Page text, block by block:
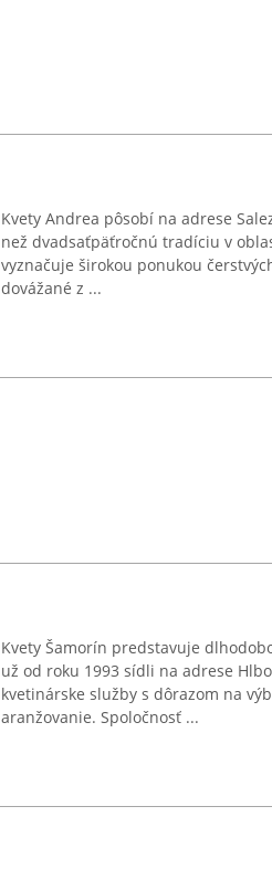
Kvety Andrea pôsobí na adrese
než dvadsaťpäťročnú tradíciu v
vyznačuje širokou ponukou
dovážané z ...
Kvety Šamorín predstavuje
už od roku 1993 sídli na adrese
kvetinárske služby s dôrazom na
aranžovanie. Spoločnosť ...